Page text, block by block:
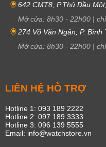
642 CMT8, P.Thủ Dầu
Mở cửa: 8h30 - 22h00 |
274 Võ Văn Ngân, P.
Mở cửa: 8h30 - 22h00 |
LIÊN HỆ HỖ TRỢ
Hotline 1: 093 189 2222
Hotline 2: 097 189 3333
Hotline 3: 096 139 5555
Email: info@watchstore.vn